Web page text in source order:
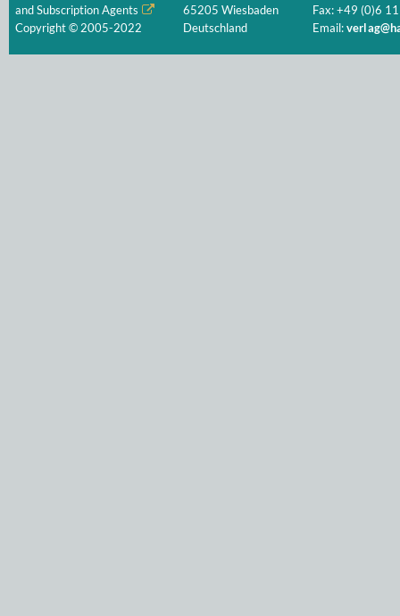
and Subscription Agents
Copyright © 2005-2022
65205 Wiesbaden
Deutschland
Fax: +49 (0)6
Email: